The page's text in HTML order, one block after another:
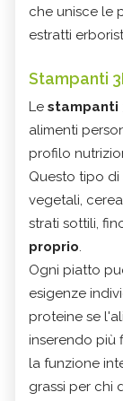
che unisce le
estratti
Stampanti
Le stampanti
alimenti
profilo
Questo tipo di
vegetali,
strati sottili,
proprio.
Ogni piatto
esigenze
proteine se
inserendo più
la funzione
grassi per chi